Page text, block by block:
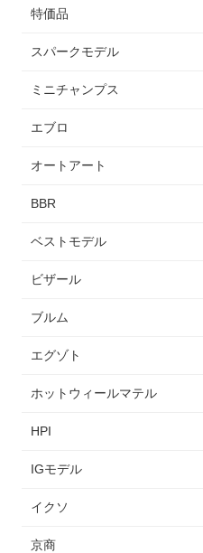
特価品
スパークモデル
ミニチャンプス
エブロ
オートアート
BBR
ベストモデル
ビザール
ブルム
エグゾト
ホットウィールマテル
HPI
IGモデル
イクソ
京商